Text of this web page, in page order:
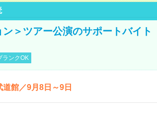
＞ツアー公演のサポートバイト
ランクOK
館／9月8日～9日